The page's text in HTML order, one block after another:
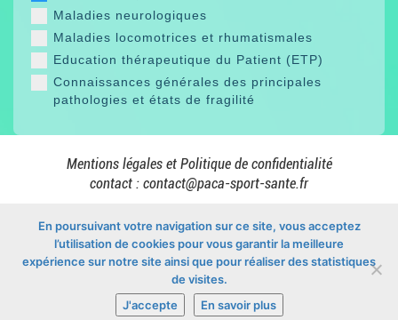
Maladies neurologiques
Maladies locomotrices et rhumatismales
Education thérapeutique du Patient (ETP)
Connaissances générales des principales
pathologies et états de fragilité
Mentions légales et Politique de confidentialité
contact : contact@paca-sport-sante.fr
En collaboration avec
© Copyright 2026 - Mon Sport Santé PACA
En poursuivant votre navigation sur ce site, vous acceptez
l’utilisation de cookies pour vous garantir la meilleure
expérience sur notre site ainsi que pour réaliser des statistiques
de visites.
J'accepte
En savoir plus